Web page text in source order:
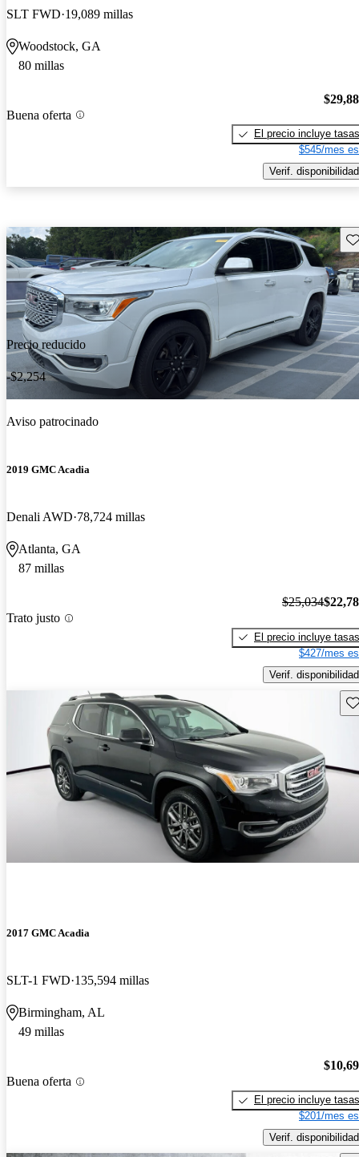
SLT FWD 19,089 millas
Woodstock, GA
80 millas
Buena oferta
El precio incluye tasas
$545/mes
Verif. disponibilidad
Precio reducido
-$2,254
Aviso patrocinado
2019 GMC Acadia
Denali AWD 78,724 millas
Atlanta, GA
87 millas
Trato justo
$25,034
El precio incluye tasas
$427/mes
Verif. disponibilidad
2017 GMC Acadia
SLT-1 FWD 135,594 millas
Birmingham, AL
49 millas
Buena oferta
El precio incluye tasas
$201/mes
Verif. disponibilidad